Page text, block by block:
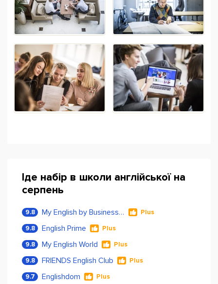
Іде набір в школи англійської на
серпень
9.8 My English by Business Language Plus
9.8 English Prime Plus
9.8 My English World Plus
9.8 FRIENDS English Club Plus
9.7 Englishdom Plus